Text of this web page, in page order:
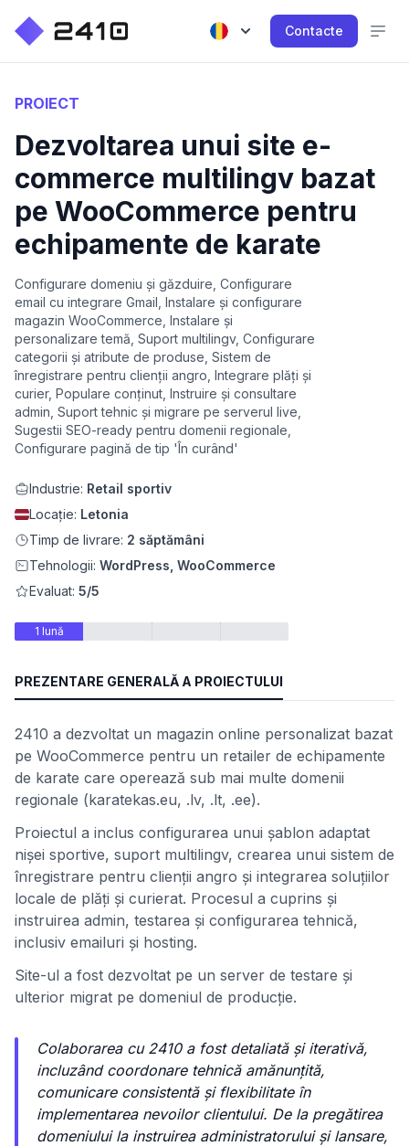
Contacte
PROIECT
Dezvoltarea unui site e-
commerce multilingv bazat
pe WooCommerce pentru
echipamente de karate
Configurare domeniu și găzduire, Configurare
email cu integrare Gmail, Instalare și configurare
magazin WooCommerce, Instalare și
personalizare temă, Suport multilingv, Configurare
categorii și atribute de produse, Sistem de
înregistrare pentru clienții angro, Integrare plăți și
curier, Populare conținut, Instruire și consultare
admin, Suport tehnic și migrare pe serverul live,
Sugestii SEO-ready pentru domenii regionale,
Configurare pagină de tip 'În curând'
Industrie: Retail sportiv
Locație: Letonia
Timp de livrare: 2 săptămâni
Tehnologii: WordPress, WooCommerce
Evaluat: 5/5
1 lună
PREZENTARE GENERALĂ A PROIECTULUI
2410 a dezvoltat un magazin online personalizat bazat
pe WooCommerce pentru un retailer de echipamente
de karate care operează sub mai multe domenii
regionale (karatekas.eu, .lv, .lt, .ee).
Proiectul a inclus configurarea unui șablon adaptat
nișei sportive, suport multilingv, crearea unui sistem de
înregistrare pentru clienții angro și integrarea soluțiilor
locale de plăți și curierat. Procesul a cuprins și
instruirea admin, testarea și configurarea tehnică,
inclusiv emailuri și hosting.
Site-ul a fost dezvoltat pe un server de testare și
ulterior migrat pe domeniul de producție.
Colaborarea cu 2410 a fost detaliată și iterativă,
incluzând coordonare tehnică amănunțită,
comunicare consistentă și flexibilitate în
implementarea nevoilor clientului. De la pregătirea
domeniului la instruirea administratorului și lansare,